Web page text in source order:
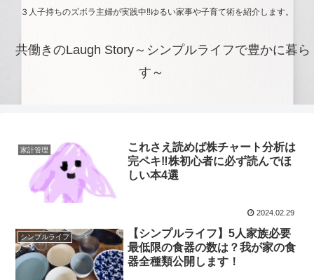
３人子持ちのズボラ主婦が実践中‼ゆるい家事や子育て術を紹介します。
共働きのLaugh Story～シンプルライフで豊かに暮ら
す～
家計管理
これさえ読めば株チャート分析は
完ペキ‼株初心者に必ず読んでほ
しい本4選
2024.02.29
シンプルライフ
【シンプルライフ】5人家族必要
最低限の食器の数は？我が家の食
器全種類公開します！